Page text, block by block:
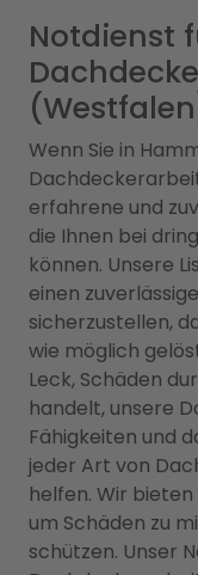
Notdienst
Wenn Sie in
erfahrene und
die Ihnen bei
können. Unsere
einen
sicherzustellen,
wie möglich
Leck, Schäden
handelt, unsere
Fähigkeiten und
jeder Art von
helfen. Wir
um Schäden zu
schützen. Unser